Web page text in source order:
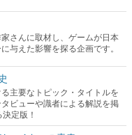
さんに取材し、ゲームが日本
与えた影響を探る企画です。
主要なトピック・タイトルを
ビューや識者による解説を掲
定版！